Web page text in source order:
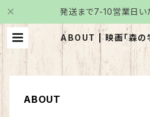
発送まで7-10営業日い
ABOUT | 映画「森の
ンショップ
ABOUT